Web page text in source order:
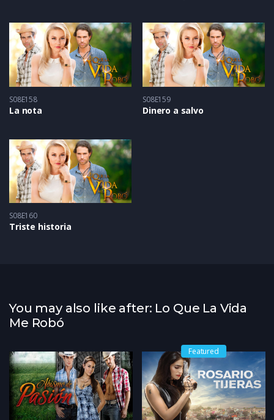
S08E158
La nota
S08E159
Dinero a salvo
S08E160
Triste historia
You may also like after: Lo Que La Vida
Me Robó
Featured